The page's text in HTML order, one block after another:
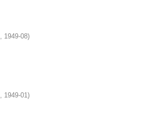
, 1949-08)
, 1949-01)